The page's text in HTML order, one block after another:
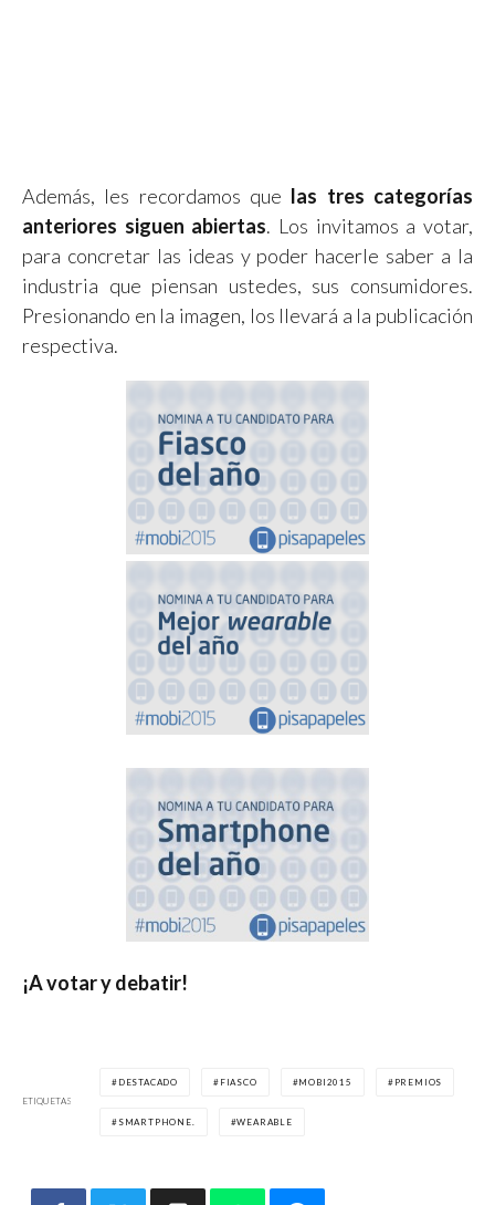
Además, les recordamos que las tres categorías
anteriores siguen abiertas. Los invitamos a votar,
para concretar las ideas y poder hacerle saber a la
industria que piensan ustedes, sus consumidores.
Presionando en la imagen, los llevará a la publicación
respectiva.
¡A votar y debatir!
ETIQUETAS
DESTACADO FIASCO MOBI2015 PREMIOS
SMARTPHONE. WEARABLE